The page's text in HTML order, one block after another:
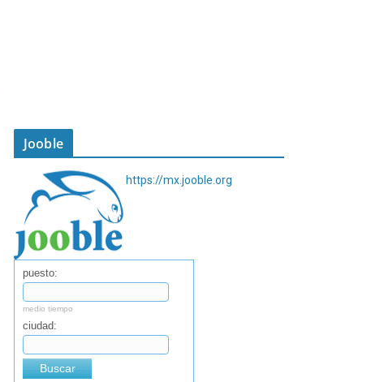
Jooble
https://mx.jooble.org
puesto:
medio tiempo
ciudad:
Buscar